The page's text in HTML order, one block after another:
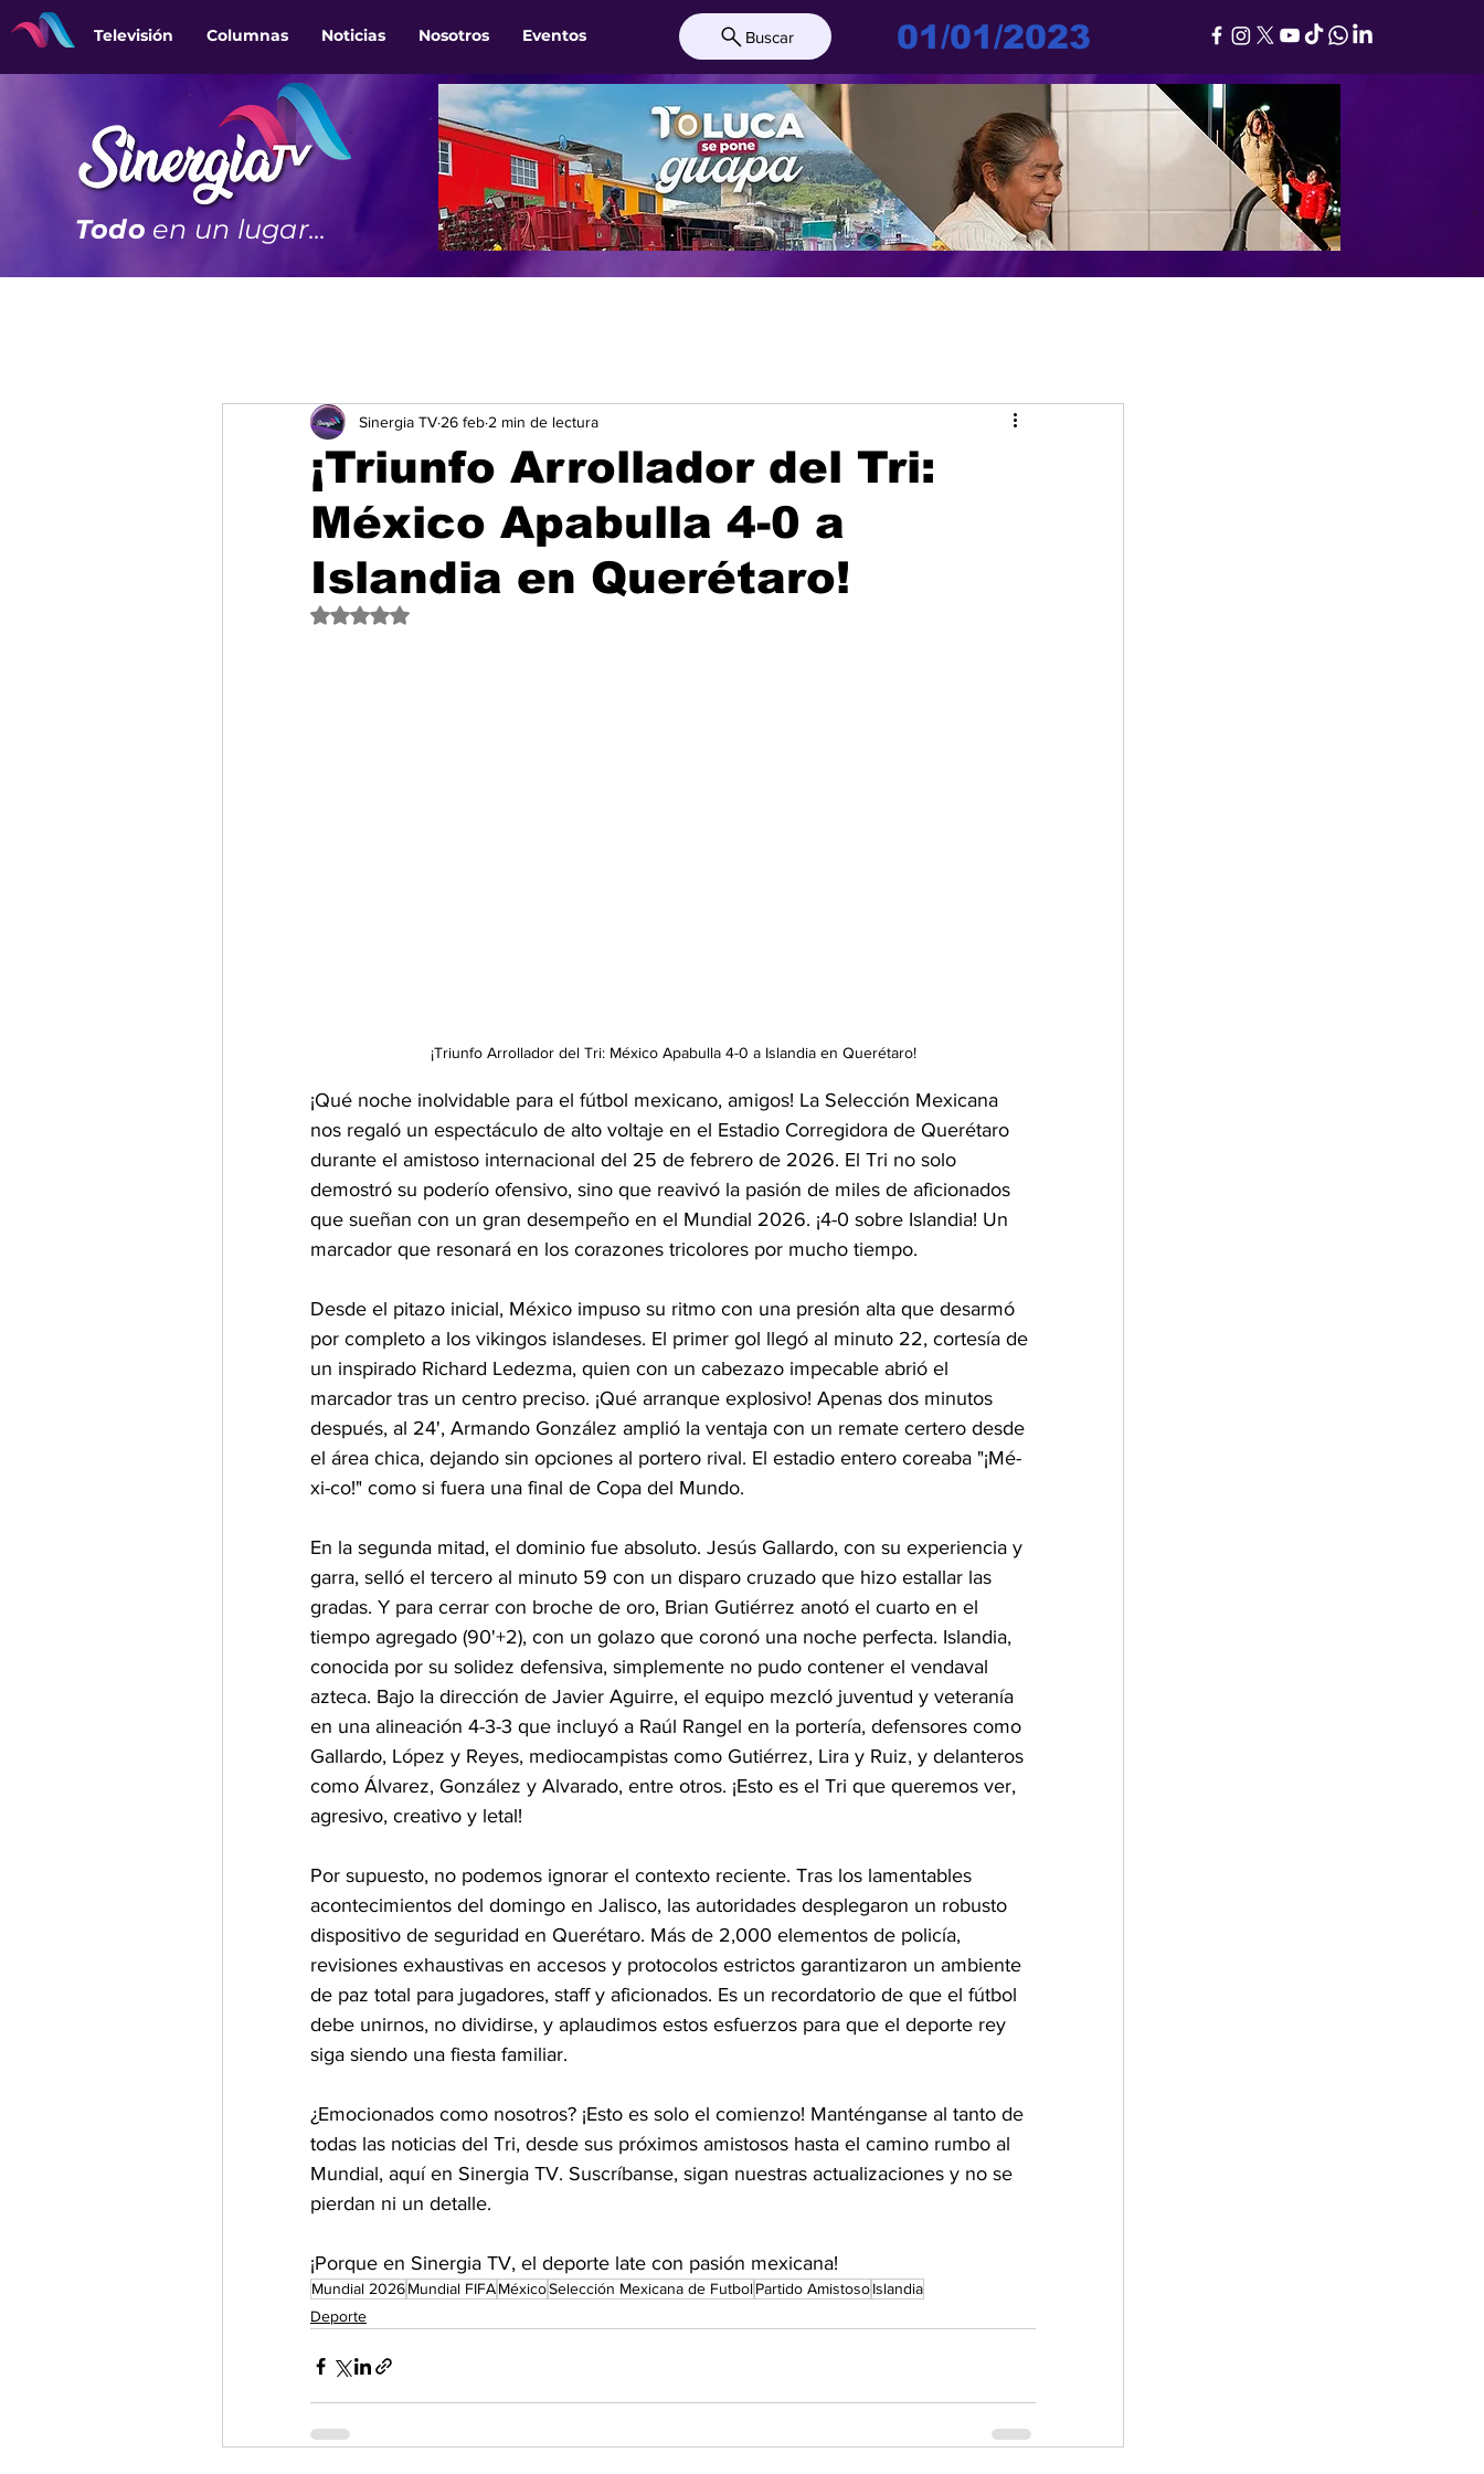
Televisión Columnas Noticias Nosotros Eventos Buscar 01/01/2023
Todo en un lugar...
¡Triunfo Arrollador del Tri:
México Apabulla 4-0 a
Islandia en Querétaro!
Sinergia TV 26 feb 2 min de lectura
Obtuvo NaN de 5 estrellas.
¡Triunfo Arrollador del Tri: México Apabulla 4-0 a Islandia en Querétaro!
¡Qué noche inolvidable para el fútbol mexicano, amigos! La Selección Mexicana
nos regaló un espectáculo de alto voltaje en el Estadio Corregidora de Querétaro
durante el amistoso internacional del 25 de febrero de 2026. El Tri no solo
demostró su poderío ofensivo, sino que reavivó la pasión de miles de aficionados
que sueñan con un gran desempeño en el Mundial 2026. ¡4-0 sobre Islandia! Un
marcador que resonará en los corazones tricolores por mucho tiempo.
Desde el pitazo inicial, México impuso su ritmo con una presión alta que desarmó
por completo a los vikingos islandeses. El primer gol llegó al minuto 22, cortesía de
un inspirado Richard Ledezma, quien con un cabezazo impecable abrió el
marcador tras un centro preciso. ¡Qué arranque explosivo! Apenas dos minutos
después, al 24', Armando González amplió la ventaja con un remate certero desde
el área chica, dejando sin opciones al portero rival. El estadio entero coreaba "¡Mé-
xi-co!" como si fuera una final de Copa del Mundo.
En la segunda mitad, el dominio fue absoluto. Jesús Gallardo, con su experiencia y
garra, selló el tercero al minuto 59 con un disparo cruzado que hizo estallar las
gradas. Y para cerrar con broche de oro, Brian Gutiérrez anotó el cuarto en el
tiempo agregado (90'+2), con un golazo que coronó una noche perfecta. Islandia,
conocida por su solidez defensiva, simplemente no pudo contener el vendaval
azteca. Bajo la dirección de Javier Aguirre, el equipo mezcló juventud y veteranía
en una alineación 4-3-3 que incluyó a Raúl Rangel en la portería, defensores como
Gallardo, López y Reyes, mediocampistas como Gutiérrez, Lira y Ruiz, y delanteros
como Álvarez, González y Alvarado, entre otros. ¡Esto es el Tri que queremos ver,
agresivo, creativo y letal!
Por supuesto, no podemos ignorar el contexto reciente. Tras los lamentables
acontecimientos del domingo en Jalisco, las autoridades desplegaron un robusto
dispositivo de seguridad en Querétaro. Más de 2,000 elementos de policía,
revisiones exhaustivas en accesos y protocolos estrictos garantizaron un ambiente
de paz total para jugadores, staff y aficionados. Es un recordatorio de que el fútbol
debe unirnos, no dividirse, y aplaudimos estos esfuerzos para que el deporte rey
siga siendo una fiesta familiar.
¿Emocionados como nosotros? ¡Esto es solo el comienzo! Manténganse al tanto de
todas las noticias del Tri, desde sus próximos amistosos hasta el camino rumbo al
Mundial, aquí en Sinergia TV. Suscríbanse, sigan nuestras actualizaciones y no se
pierdan ni un detalle.
¡Porque en Sinergia TV, el deporte late con pasión mexicana!
Mundial 2026Mundial FIFAMéxicoSelección Mexicana de FutbolPartido AmistosoIslandia
Deporte